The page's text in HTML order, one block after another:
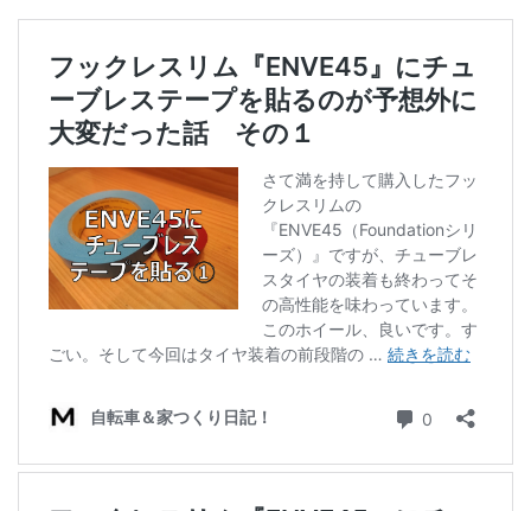
Di2関連
ブルべレポート2025
ブルべレポート2024
ブルべレポート2023
ブルべレポート2021
ブルベレポート2020